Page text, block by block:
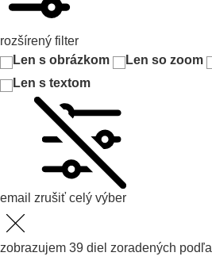
rozšírený filter
Len s obrázkom
Len so zoom
Len s textom
email zrušiť celý výber
zobrazujem 39 diel zoradených podľa